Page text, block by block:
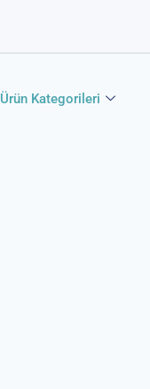
Ürün Kategorileri